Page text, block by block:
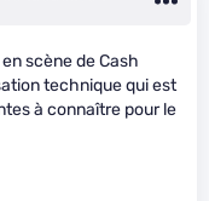
scène de Cash
technique qui est
à connaître pour le